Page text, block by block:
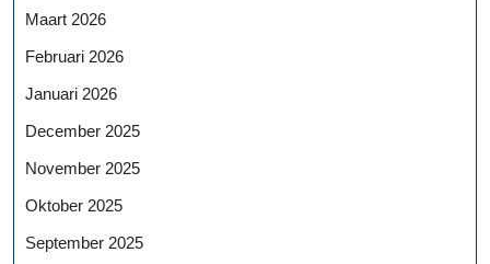
Maart 2026
Februari 2026
Januari 2026
December 2025
November 2025
Oktober 2025
September 2025